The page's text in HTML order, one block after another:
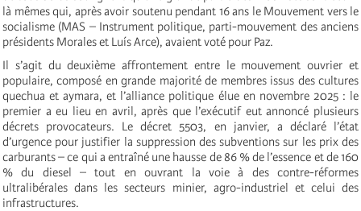
là mêmes qui, après avoir soutenu pendant 16 ans le Mouvement vers le
socialisme (MAS – Instrument politique, parti-mouvement des anciens
présidents Morales et Luís Arce), avaient voté pour Paz.
Il s’agit du deuxième affrontement entre le mouvement ouvrier et
populaire, composé en grande majorité de membres issus des cultures
quechua et aymara, et l’alliance politique élue en novembre 2025 : le
premier a eu lieu en avril, après que l’exécutif eut annoncé plusieurs
décrets provocateurs. Le décret 5503, en janvier, a déclaré l’état
d’urgence pour justifier la suppression des subventions sur les prix des
carburants – ce qui a entraîné une hausse de 86 % de l’essence et de 160
% du diesel – tout en ouvrant la voie à des contre-réformes
ultralibérales dans les secteurs minier, agro-industriel et celui des
infrastructures.